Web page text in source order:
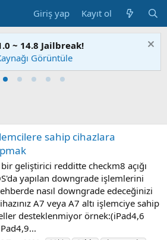
Giriş yap Kayıt ol
~ 14.8 Jailbreak!
Görüntüle
sahip cihazlara
geliştirici redditte checkm8 açığı
yapılan downgrade işlemlerini
nasıl downgrade edeceğinizi
A7 veya A7 altı işlemciye sahip
desteklenmiyor örnek:(iPad4,6